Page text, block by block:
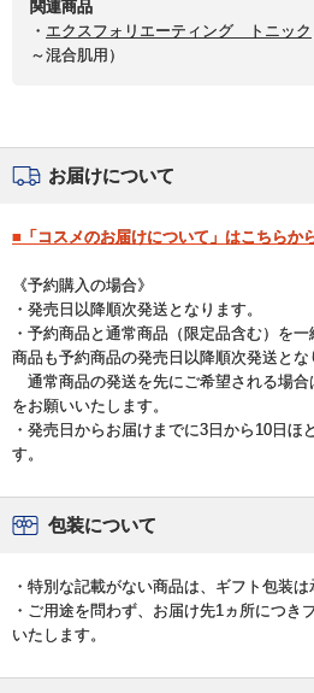
関連商品
・ エクスフォリエーティング トニック
～混合肌用）
お届けについて
■「コスメのお届けについて」はこちらから
《予約購入の場合》
・発売日以降順次発送となります。
・予約商品と通常商品（限定品含む）を
商品も予約商品の発売日以降順次発送とな
通常商品の発送を先にご希望される場合
をお願いいたします。
・発売日からお届けまでに3日から10日ほ
す。
包装について
・特別な記載がない商品は、ギフト包装は
・ご用途を問わず、お届け先1ヵ所につき
いたします。